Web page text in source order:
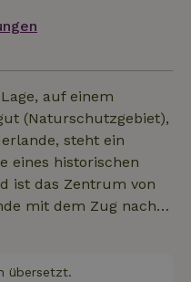
auf einem
(Naturschutzgebiet),
steht ein
eines historischen
ist das Zentrum von
mit dem Zug nach
dennoch sehr ruhig
von bis zu 5
übersetzt.